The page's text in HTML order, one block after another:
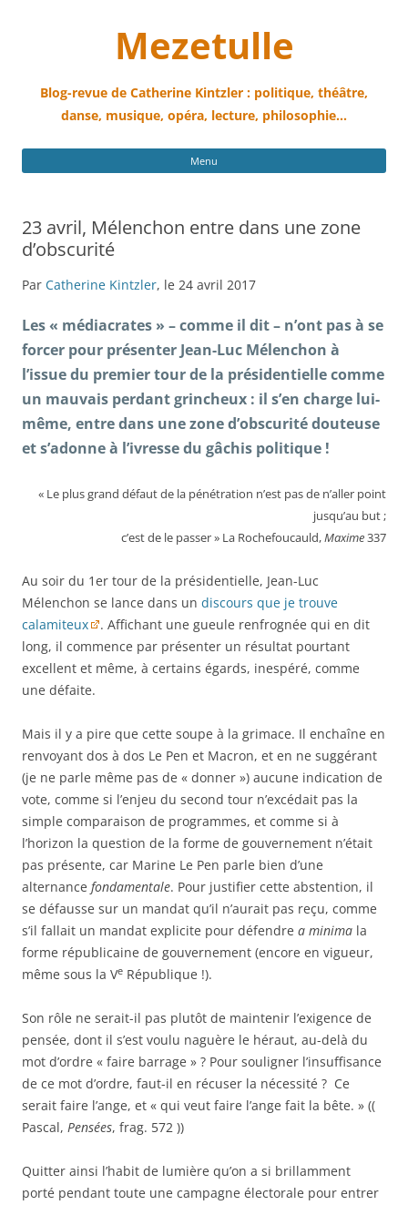
Mezetulle
Blog-revue de Catherine Kintzler : politique, théâtre,
danse, musique, opéra, lecture, philosophie…
Menu
23 avril, Mélenchon entre dans une zone
d’obscurité
Par Catherine Kintzler, le 24 avril 2017
Les « médiacrates » – comme il dit – n’ont pas à se
forcer pour présenter Jean-Luc Mélenchon à
l’issue du premier tour de la présidentielle comme
un mauvais perdant grincheux : il s’en charge lui-
même, entre dans une zone d’obscurité douteuse
et s’adonne à l’ivresse du gâchis politique !
« Le plus grand défaut de la pénétration n’est pas de n’aller point
jusqu’au but ;
c’est de le passer » La Rochefoucauld,Maxime337
Au soir du 1er tour de la présidentielle, Jean-Luc
Mélenchon se lance dans un discours que je trouve
calamiteux
. Affichant une gueule renfrognée qui en dit
long, il commence par présenter un résultat pourtant
excellent et même, à certains égards, inespéré, comme
une défaite.
Mais il y a pire que cette soupe à la grimace. Il enchaîne en
renvoyant dos à dos Le Pen et Macron, et en ne suggérant
(je ne parle même pas de « donner ») aucune indication de
vote, comme si l’enjeu du second tour n’excédait pas la
simple comparaison de programmes, et comme si à
l’horizon la question de la forme de gouvernement n’était
pas présente, car Marine Le Pen parle bien d’une
alternance fondamentale. Pour justifier cette abstention, il
se défausse sur un mandat qu’il n’aurait pas reçu, comme
s’il fallait un mandat explicite pour défendre a minima la
forme républicaine de gouvernement (encore en vigueur,
même sous la Ve République !).
Son rôle ne serait-il pas plutôt de maintenir l’exigence de
pensée, dont il s’est voulu naguère le héraut, au-delà du
mot d’ordre « faire barrage » ? Pour souligner l’insuffisance
de ce mot d’ordre, faut-il en récuser la nécessité ? Ce
serait faire l’ange, et « qui veut faire l’ange fait la bête. » ((
Pascal, Pensées, frag. 572 ))
Quitter ainsi l’habit de lumière qu’on a si brillamment
porté pendant toute une campagne électorale pour entrer